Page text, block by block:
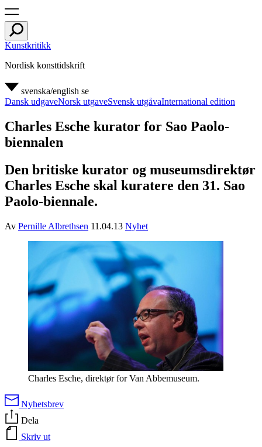
Kunstkritikk
Nordisk konsttidskrift
svenska/english se
Dansk udgaveNorsk utgaveSvensk utgåvaInternational edition
Charles Esche kurator for Sao Paolo-
biennalen
Den britiske kurator og museumsdirektør
Charles Esche skal kuratere den 31. Sao
Paolo-biennale.
Av Pernille Albrethsen 11.04.13 Nyhet
Charles Esche, direktør for Van Abbemuseum.
Nyhetsbrev
Dela
Skriv ut